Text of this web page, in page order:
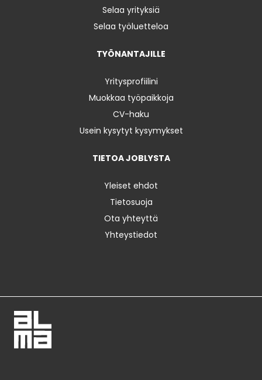
Selaa yrityksiä
Selaa työluetteloa
TYÖNANTAJILLE
Yritysprofiilini
Muokkaa työpaikkoja
CV-haku
Usein kysytyt kysymykset
TIETOA JOBLYSTA
Yleiset ehdot
Tietosuoja
Ota yhteyttä
Yhteystiedot